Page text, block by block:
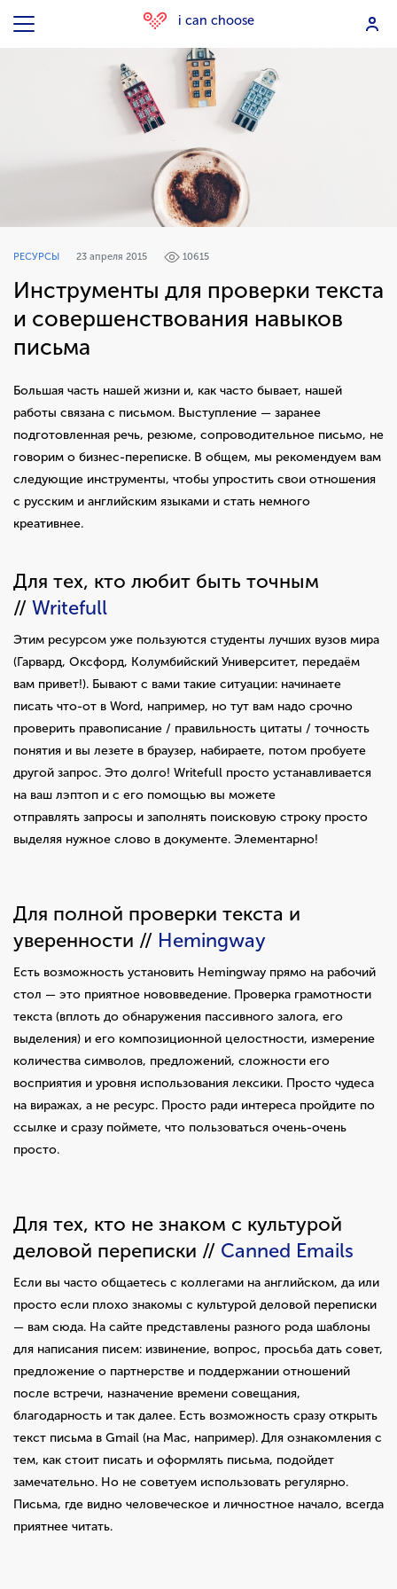
i can choose
РЕСУРСЫ 23 апреля 2015 10615
Инструменты для проверки текста
и совершенствования навыков
письма
Большая часть нашей жизни и, как часто бывает, нашей
работы связана с письмом. Выступление — заранее
подготовленная речь, резюме, сопроводительное письмо, не
говорим о бизнес-переписке. В общем, мы рекомендуем вам
следующие инструменты, чтобы упростить свои отношения
с русским и английским языками и стать немного
креативнее.
Для тех, кто любит быть точным
// Writefull
Этим ресурсом уже пользуются студенты лучших вузов мира
(Гарвард, Оксфорд, Колумбийский Университет, передаём
вам привет!). Бывают с вами такие ситуации: начинаете
писать что-от в Word, например, но тут вам надо срочно
проверить правописание / правильность цитаты / точность
понятия и вы лезете в браузер, набираете, потом пробуете
другой запрос. Это долго! Writefull просто устанавливается
на ваш лэптоп и с его помощью вы можете
отправлять запросы и заполнять поисковую строку просто
выделяя нужное слово в документе. Элементарно!
Для полной проверки текста и
уверенности // Hemingway
Есть возможность установить Hemingway прямо на рабочий
стол — это приятное нововведение. Проверка грамотности
текста (вплоть до обнаружения пассивного залога, его
выделения) и его композиционной целостности, измерение
количества символов, предложений, сложности его
восприятия и уровня использования лексики. Просто чудеса
на виражах, а не ресурс. Просто ради интереса пройдите по
ссылке и сразу поймете, что пользоваться очень-очень
просто.
Для тех, кто не знаком с культурой
деловой переписки // Canned Emails
Если вы часто общаетесь с коллегами на английском, да или
просто если плохо знакомы с культурой деловой переписки
— вам сюда. На сайте представлены разного рода шаблоны
для написания писем: извинение, вопрос, просьба дать совет,
предложение о партнерстве и поддержании отношений
после встречи, назначение времени совещания,
благодарность и так далее. Есть возможность сразу открыть
текст письма в Gmail (на Mac, например). Для ознакомления с
тем, как стоит писать и оформлять письма, подойдет
замечательно. Но не советуем использовать регулярно.
Письма, где видно человеческое и личностное начало, всегда
приятнее читать.